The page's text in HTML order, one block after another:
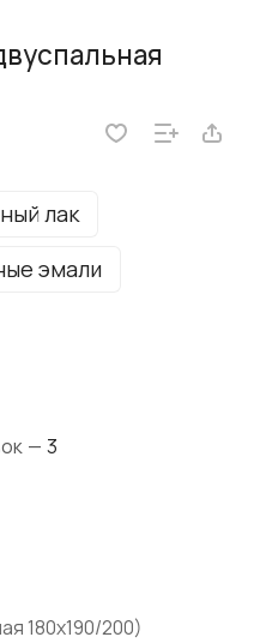
лак
эмали
— 3
180x190/200)